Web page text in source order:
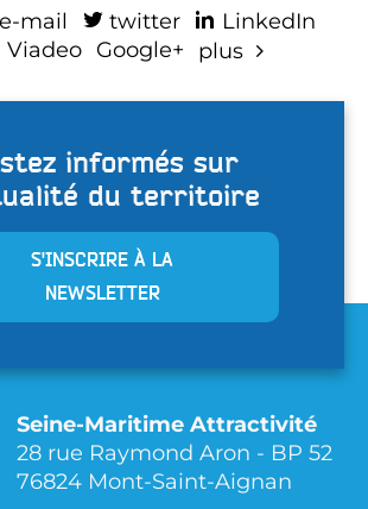
e-mail twitter
LinkedIn
Viadeo Google+ plus
informés sur
du territoire
S'INSCRIRE À LA
NEWSLETTER
Seine-Maritime Attractivité
28 rue Raymond Aron - BP 52
76824 Mont-Saint-Aignan